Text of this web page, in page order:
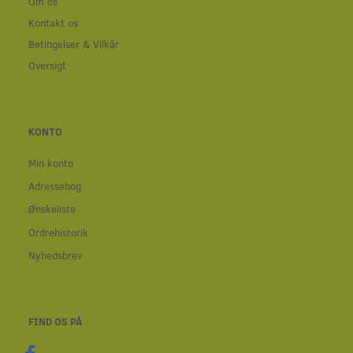
Kontakt os
Betingelser & Vilkår
Oversigt
KONTO
Min konto
Adressebog
Ønskeliste
Ordrehistorik
Nyhedsbrev
FIND OS PÅ